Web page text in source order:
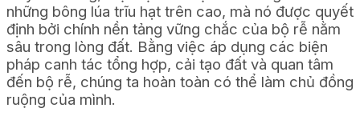
những bông lúa trĩu hạt trên cao, mà nó được quyết
định bởi chính nền tảng vững chắc của bộ rễ nằm
sâu trong lòng đất. Bằng việc áp dụng các biện
pháp canh tác tổng hợp, cải tạo đất và quan tâm
đến bộ rễ, chúng ta hoàn toàn có thể làm chủ đồng
ruộng của mình.